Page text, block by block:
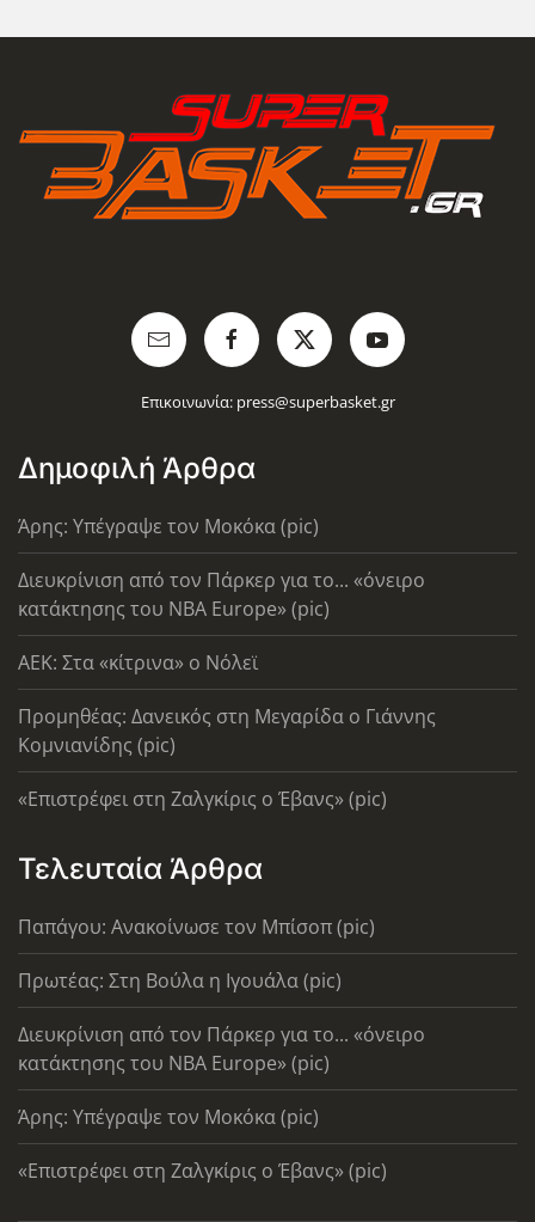
Επικοινωνία: press@superbasket.gr
Δημοφιλή Άρθρα
Άρης: Υπέγραψε τον Μοκόκα (pic)
Διευκρίνιση από τον Πάρκερ για το... «όνειρο
κατάκτησης του ΝΒΑ Europe» (pic)
AEK: Στα «κίτρινα» ο Νόλεϊ
Προμηθέας: Δανεικός στη Μεγαρίδα ο Γιάννης
Κομνιανίδης (pic)
«Επιστρέφει στη Ζαλγκίρις ο Έβανς» (pic)
Τελευταία Άρθρα
Παπάγου: Ανακοίνωσε τον Μπίσοπ (pic)
Πρωτέας: Στη Βούλα η Ιγουάλα (pic)
Διευκρίνιση από τον Πάρκερ για το... «όνειρο
κατάκτησης του ΝΒΑ Europe» (pic)
Άρης: Υπέγραψε τον Μοκόκα (pic)
«Επιστρέφει στη Ζαλγκίρις ο Έβανς» (pic)